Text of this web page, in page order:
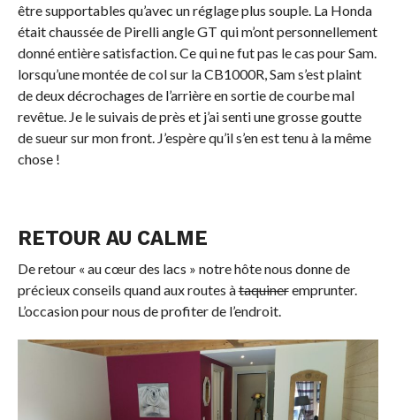
être supportables qu’avec un réglage plus souple. La Honda
était chaussée de Pirelli angle GT qui m’ont personnellement
donné entière satisfaction. Ce qui ne fut pas le cas pour Sam.
lorsqu’une montée de col sur la CB1000R, Sam s’est plaint
de deux décrochages de l’arrière en sortie de courbe mal
revêtue. Je le suivais de près et j’ai senti une grosse goutte
de sueur sur mon front. J’espère qu’il s’en est tenu à la même
chose !
RETOUR AU CALME
De retour « au cœur des lacs » notre hôte nous donne de
précieux conseils quand aux routes àtaquineremprunter.
L’occasion pour nous de profiter de l’endroit.